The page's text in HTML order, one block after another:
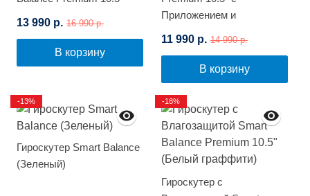
13 990 р. 16 990 р.
В корзину
Приложением и
(Фиолетовый космос)
11 990 р. 14 990 р.
В корзину
Гироскутер Smart Balance
(Зеленый)
-13%
Гироскутер с
-18%